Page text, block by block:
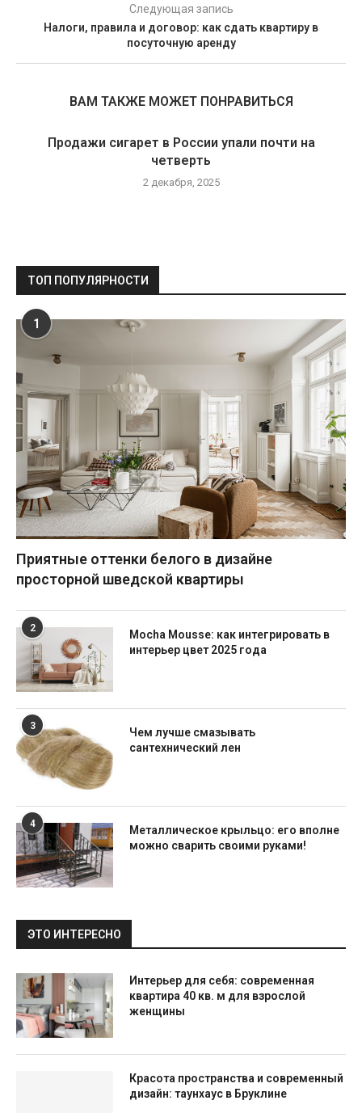
Следующая запись
Налоги, правила и договор: как сдать квартиру в
посуточную аренду
ВАМ ТАКЖЕ МОЖЕТ ПОНРАВИТЬСЯ
Продажи сигарет в России упали почти на
четверть
2 декабря, 2025
ТОП ПОПУЛЯРНОСТИ
1
Приятные оттенки белого в дизайне
просторной шведской квартиры
2
Mocha Mousse: как интегрировать в
интерьер цвет 2025 года
3
Чем лучше смазывать
сантехнический лен
4
Металлическое крыльцо: его вполне
можно сварить своими руками!
ЭТО ИНТЕРЕСНО
Интерьер для себя: современная
квартира 40 кв. м для взрослой
женщины
Красота пространства и современный
дизайн: таунхаус в Бруклине